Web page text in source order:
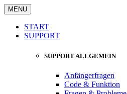
MENU
START
SUPPORT
SUPPORT ALLGEMEIN
Anfängerfragen
Code & Funktion